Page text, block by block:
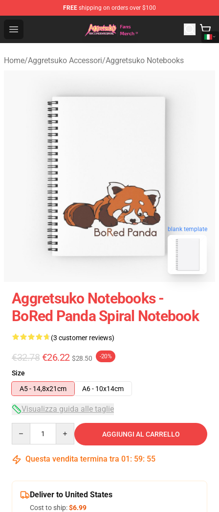
FREE shipping on orders over $100
Open menu
Aggretsuko Store - Official Aggretsuko Merchandise
Home/Aggretsuko Accessori/Aggretsuko Notebooks
blank template
Aggretsuko Notebooks -
BoRed Panda Spiral Notebook
(3 customer reviews)
€32.78 €26.22 $28.50 -20%
Size
A5 - 14,8x21cm
A6 - 10x14cm
Visualizza guida alle taglie
AGGIUNGI AL CARRELLO
Questa vendita termina tra 01 : 59: 55
Deliver to United States
Cost to ship:$6.99